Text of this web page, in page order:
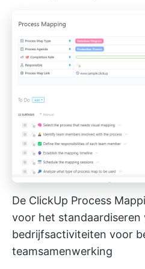
De ClickUp Process
voor het standaardiseren
bedrijfsactiviteiten voor
teamsamenwerking